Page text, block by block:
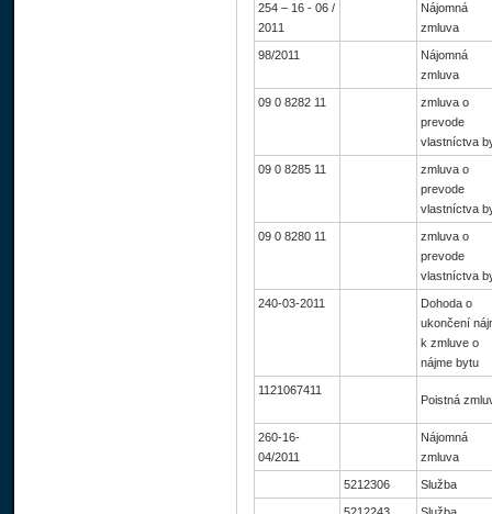
254 – 16 - 06 /
2011
Nájomná
zmluva
98/2011
Nájomná
zmluva
09 0 8282 11
zmluva o
prevode
vlastníctva
09 0 8285 11
zmluva o
prevode
vlastníctva
09 0 8280 11
zmluva o
prevode
vlastníctva
240-03-2011
Dohoda o
ukončení
k zmluve o
nájme bytu
1121067411
Poistná
260-16-
04/2011
Nájomná
zmluva
5212306 Služba